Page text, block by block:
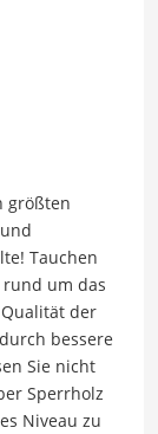
größten
Tauchen
um das
der
bessere
Sie nicht
Sperrholz
Niveau zu